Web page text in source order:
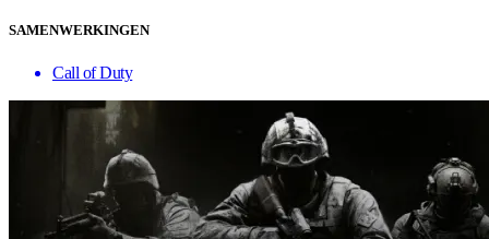
SAMENWERKINGEN
Call of Duty